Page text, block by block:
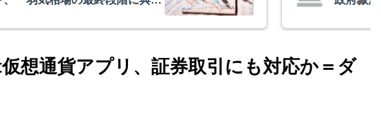
想通貨アプリ、証券取引にも対応か＝ダ